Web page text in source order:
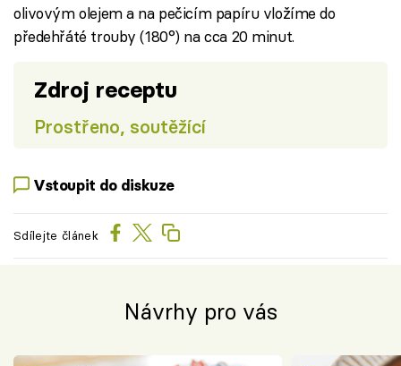
olivovým olejem a na pečicím papíru vložíme do
předehřáté trouby (180°) na cca 20 minut.
Zdroj receptu
Prostřeno, soutěžící
Vstoupit do diskuze
Sdílejte článek
Návrhy pro vás